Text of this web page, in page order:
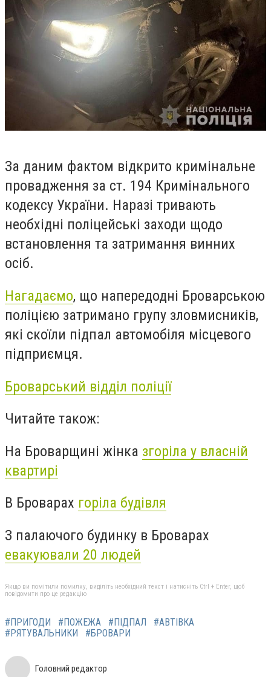
За даним фактом відкрито кримінальне
провадження за ст. 194 Кримінального
кодексу України. Наразі тривають
необхідні поліцейські заходи щодо
встановлення та затримання винних
осіб.
Нагадаємо, що напередодні Броварською
поліцією затримано групу зловмисників,
які скоїли підпал автомобіля місцевого
підприємця.
Броварський відділ поліції
Читайте також:
На Броварщині жінка згоріла у власній
квартирі
В Броварах горіла будівля
З палаючого будинку в Броварах
евакуювали 20 людей
Якщо ви помітили помилку, виділіть необхідний текст і натисніть Ctrl + Enter, щоб
повідомити про це редакцію
#ПРИГОДИ #ПОЖЕЖА #ПІДПАЛ
#АВТІВКА
#РЯТУВАЛЬНИКИ
#БРОВАРИ
Головний редактор